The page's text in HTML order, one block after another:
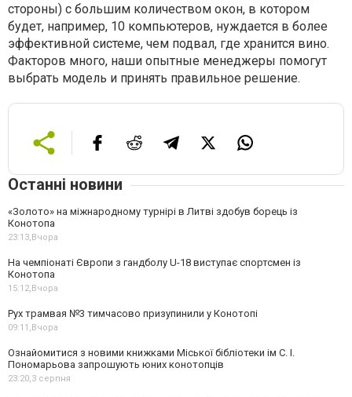
стороны) с большим количеством окон, в котором
будет, например, 10 компьютеров, нуждается в более
эффективной системе, чем подвал, где хранится вино.
Факторов много, наши опытные менеджеры помогут
выбрать модель и принять правильное решение.
Останні новини
«Золото» на міжнародному турнірі в Литві здобув борець із
Конотопа
23:13,Вчора
На чемпіонаті Європи з гандболу U-18 виступає спортсмен із
Конотопа
15:12,Вчора
Рух трамвая №3 тимчасово призупинили у Конотопі
09:11,Вчора
Ознайомитися з новими книжками Міської бібліотеки ім С. І.
Пономарьова запрошують юних конотопців
23:20,3 серпня